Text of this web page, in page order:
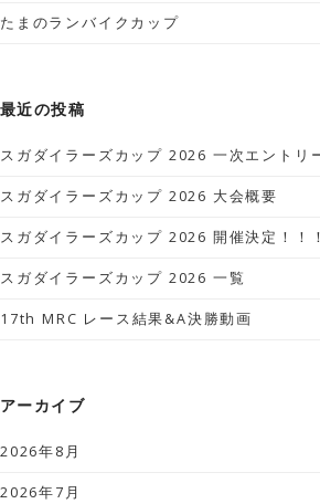
たまのランバイクカップ
最近の投稿
スガダイラーズカップ 2026 一次エントリ
スガダイラーズカップ 2026 大会概要
スガダイラーズカップ 2026 開催決定！！！
スガダイラーズカップ 2026 一覧
17th MRC レース結果&A決勝動画
アーカイブ
2026年8月
2026年7月